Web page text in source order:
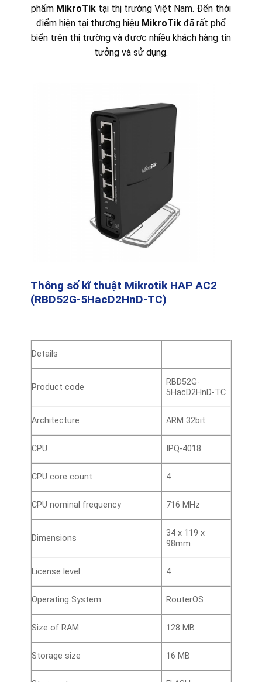
phẩm MikroTik tại thị trường Việt Nam. Đến thời
điểm hiện tại thương hiệu MikroTikđã rất phổ
biến trên thị trường và được nhiều khách hàng tin
tưởng và sử dụng.
Thông số kĩ thuật Mikrotik HAP AC2
(RBD52G-5HacD2HnD-TC)
Details
Product code
RBD52G-
5HacD2HnD-TC
Architecture ARM 32bit
CPU IPQ-4018
CPU core count 4
CPU nominal frequency 716 MHz
Dimensions
34 x 119 x
98mm
License level 4
Operating System RouterOS
Size of RAM 128 MB
Storage size 16 MB